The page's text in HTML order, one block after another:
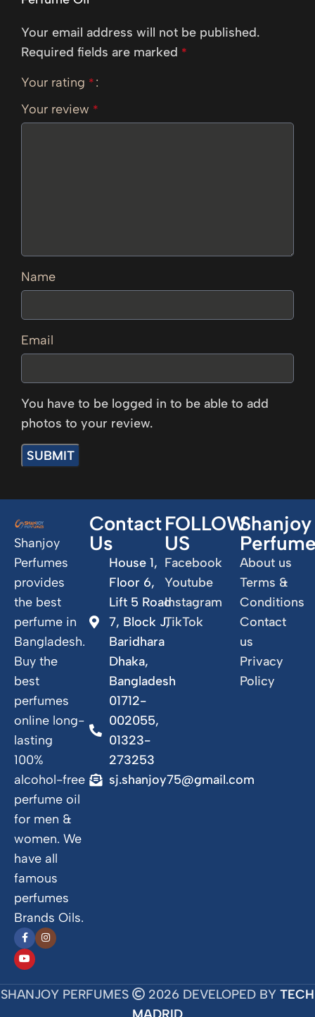
Your email address will not be published.
Required fields are marked *
Your rating *
Your review *
Name
Email
You have to be logged in to be able to add
photos to your review.
Shanjoy
Perfumes
provides
the best
perfume in
Bangladesh.
Buy the
best
perfumes
online long-
lasting
100%
alcohol-free
perfume oil
for men &
women. We
have all
famous
perfumes
Brands Oils.
Contact
Us
House 1,
Floor 6,
Lift 5 Road
7, Block J,
Baridhara
Dhaka,
Bangladesh
01712-
002055,
01323-
273253
sj.shanjoy75@gmail.com
FOLLOW
US
Facebook
Youtube
Instagram
TikTok
Shanjoy
About us
Terms &
Conditions
Contact
us
Privacy
Policy
SHANJOY PERFUMES 2026 DEVELOPED BY TECH